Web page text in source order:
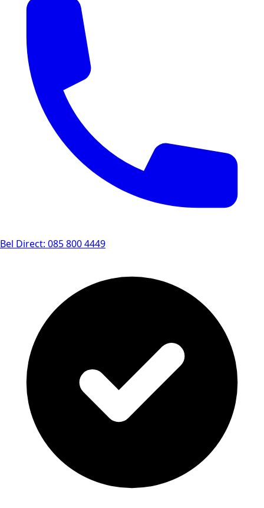
Bel Direct: 085 800 4449